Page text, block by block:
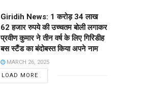
Giridih News: 1 करोड़ 34 लाख
62 हजार रुपये की उच्चतम बोली लगाकर
प्रवीण कुमार ने तीन वर्ष के लिए गिरिडीह
बस स्टैंड का बंदोबस्त किया अपने नाम
MARCH 26, 2025
LOAD MORE